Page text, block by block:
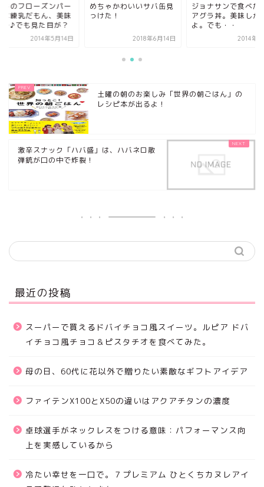
ドのフローズンパー
は練乳だもん、美味
ー♪でも見た目が？
2014年5月14日
めちゃかわいいサバ缶見
っけた！
2018年6月14日
ジョナサンで食べた
アグラ丼。美味しか
よ。でも・・
2014年9
土曜の朝のお楽しみ「世界の朝ごはん」の
レシピ本が出るよ！
激辛スナック「ハバ盛」は、ハバネロ散
弾銃が口の中で炸裂！
最近の投稿
スーパーで買えるドバイチョコ風スイーツ。ルピア ドバ
イチョコ風チョコ＆ピスタチオを食べてみた。
母の日、60代に花以外で贈りたい素敵なギフトアイデア
ファイテンX100とX50の違いはアクアチタンの濃度
卓球選手がネックレスをつける意味：パフォーマンス向
上を実感しているから
冷たい幸せを一口で。７プレミアム ひとくちカヌレアイ